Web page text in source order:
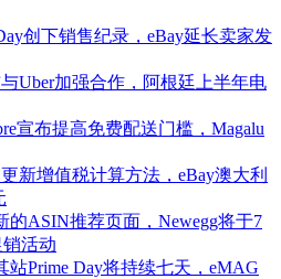
创下销售纪录，eBay延长卖家发
Uber加强合作，阿根廷上半年电
宣布提高免费配送门槛，Magalu
新增值税计算方法，eBay澳大利
的ASIN推荐页面，Newegg将于7
销活动
站Prime Day将持续七天，eMAG